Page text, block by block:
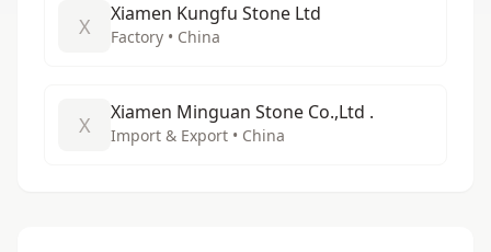
X Xiamen Kungfu Stone Ltd
Factory • China
X Xiamen Minguan Stone Co.,Ltd .
Import & Export • China